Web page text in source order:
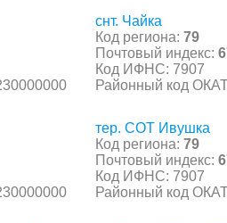
снт. Чайка
Код региона: 79
Почтовый индекс:
Код ИФНС: 7907
Районный код
тер. СОТ Ивушка
Код региона: 79
Почтовый индекс:
Код ИФНС: 7907
Районный код